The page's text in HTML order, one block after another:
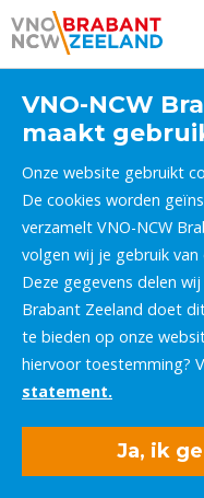
VNO-NCW
maakt
Onze website gebruikt
De cookies worden
verzamelt VNO-NCW
volgen wij je gebruik
Deze gegevens delen
Brabant Zeeland doet
te bieden op onze
hiervoor toestemming?
statement.
Ja, ik